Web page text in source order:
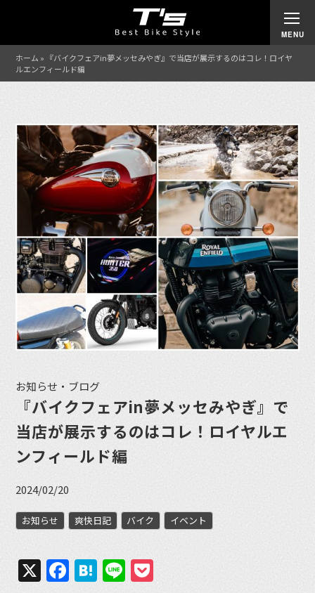
ホーム » 『バイクフェアin夢メッセみやぎ』で当店が展示するのはコレ！ロイヤ
ルエンフィールド編
お知らせ・ブログ
『バイクフェアin夢メッセみやぎ』で
当店が展示するのはコレ！ロイヤルエ
ンフィールド編
2024/02/20
お知らせ 爽快日記 バイク イベント
X Facebook
Hatena
Line